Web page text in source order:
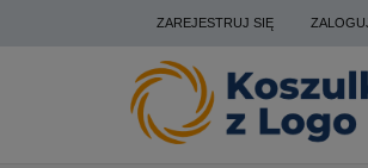
ZAREJESTRUJ SIĘ